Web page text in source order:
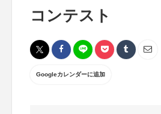
コンテスト
Googleカレンダーに追加